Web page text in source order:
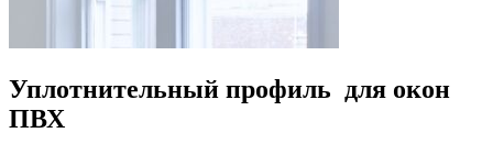
Уплотнительный профиль для окон
ПВХ